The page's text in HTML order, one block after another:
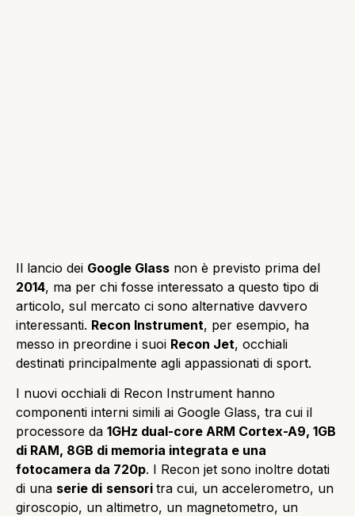
Il lancio dei Google Glass non è previsto prima del
2014, ma per chi fosse interessato a questo tipo di
articolo, sul mercato ci sono alternative davvero
interessanti. Recon Instrument, per esempio, ha
messo in preordine i suoi Recon Jet, occhiali
destinati principalmente agli appassionati di sport.
I nuovi occhiali di Recon Instrument hanno
componenti interni simili ai Google Glass, tra cui il
processore da 1GHz dual-core ARM Cortex-A9, 1GB
di RAM, 8GB di memoria integrata e una
fotocamera da 720p. I Recon jet sono inoltre dotati
di una serie di sensori tra cui, un accelerometro, un
giroscopio, un altimetro, un magnetometro, un